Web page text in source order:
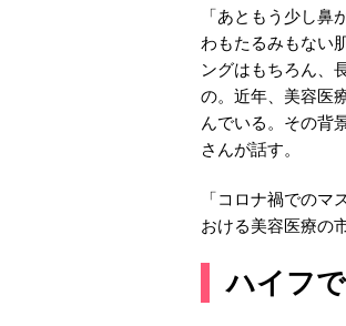
「あともう少し
わもたるみもない
ングはもちろん、
の。近年、美容医
んでいる。その背
さんが話す。
「コロナ禍での
おける美容医療の
ハイフ